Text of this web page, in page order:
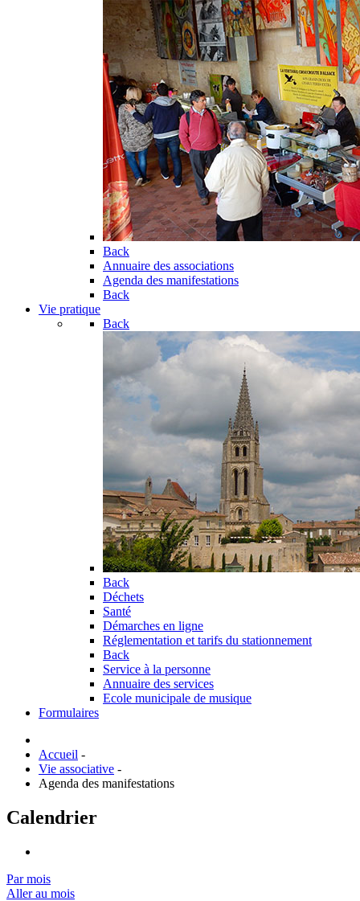
Back
Annuaire des associations
Agenda des manifestations
Back
Vie pratique
Back
Back
Déchets
Santé
Démarches en ligne
Réglementation et tarifs du stationnement
Back
Service à la personne
Annuaire des services
Ecole municipale de musique
Formulaires
Accueil -
Vie associative -
Agenda des manifestations
Calendrier
Par mois
Aller au mois